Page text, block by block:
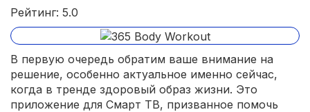
Рейтинг: 5.0
В первую очередь обратим ваше внимание на
решение, особенно актуальное именно сейчас,
когда в тренде здоровый образ жизни. Это
приложение для Смарт ТВ, призванное помочь